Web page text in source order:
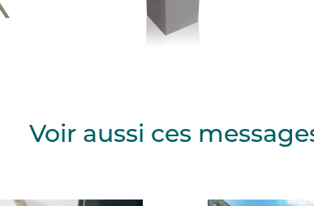
Voir aussi ces